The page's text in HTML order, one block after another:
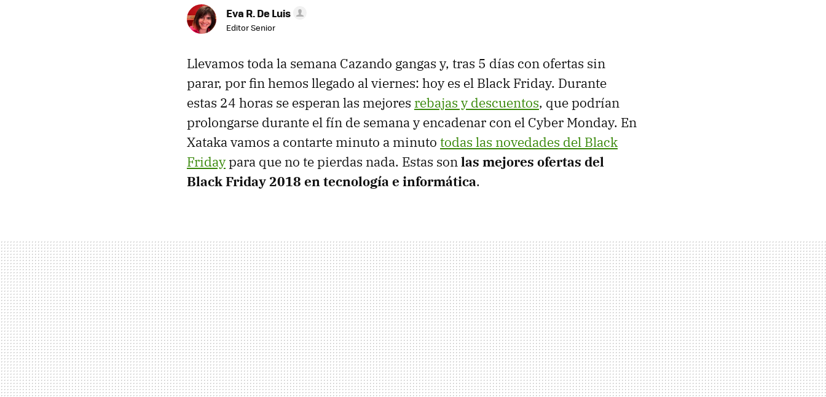
Eva R. De Luis
Editor Senior
Llevamos toda la semana Cazando gangas y, tras 5 días con ofertas sin
parar, por fin hemos llegado al viernes: hoy es el Black Friday. Durante
estas 24 horas se esperan las mejores rebajas y descuentos, que podrían
prolongarse durante el fín de semana y encadenar con el Cyber Monday. En
Xataka vamos a contarte minuto a minuto todas las novedades del Black
Fridaypara que no te pierdas nada. Estas sonlas mejores ofertas del
Black Friday 2018 en tecnología e informática.